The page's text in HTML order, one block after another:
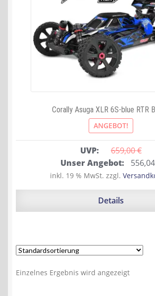
Corally Asuga XLR 6S-blue RTR
ANGEBOT!
UVP: 659,00 €
Ursprünglicher
Preis
war:
Unser Angebot:
inkl. 19 % MwSt. zzgl.
Details
Einzelnes Ergebnis wird angezeigt